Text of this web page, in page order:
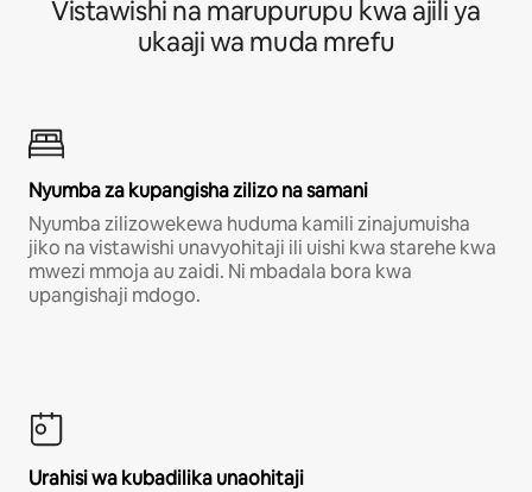
Vistawishi na marupurupu kwa ajili ya
ukaaji wa muda mrefu
Nyumba za kupangisha zilizo na samani
Nyumba zilizowekewa huduma kamili zinajumuisha
jiko na vistawishi unavyohitaji ili uishi kwa starehe kwa
mwezi mmoja au zaidi. Ni mbadala bora kwa
upangishaji mdogo.
Urahisi wa kubadilika unaohitaji